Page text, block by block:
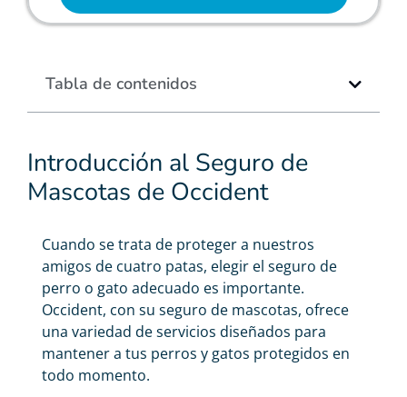
Introducción al Seguro de
Mascotas de Occident
Cuando se trata de proteger a nuestros
amigos de cuatro patas, elegir el seguro de
perro o gato adecuado es importante.
Occident, con su seguro de mascotas, ofrece
una variedad de servicios diseñados para
mantener a tus perros y gatos protegidos en
todo momento.
Tabla de contenidos